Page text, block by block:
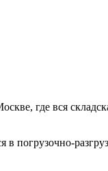
где вся
погрузочно-